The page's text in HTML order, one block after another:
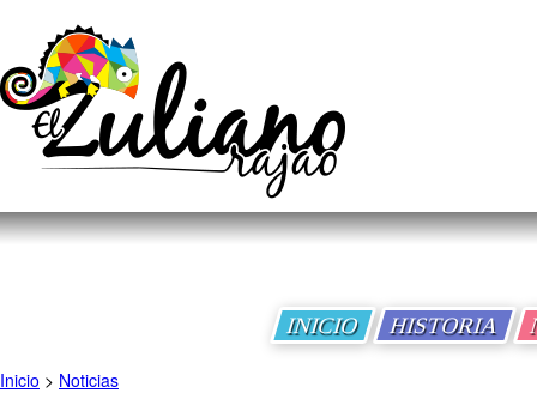
INICIO HISTORIA
Inicio > Noticias